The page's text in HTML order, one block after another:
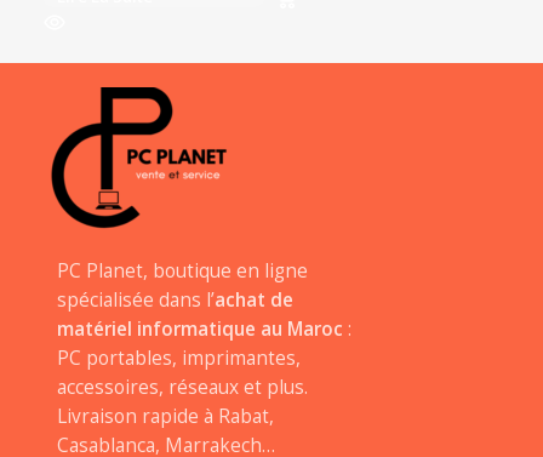
PC Planet, boutique en ligne
spécialisée dans l’achat de
matériel informatique au Maroc :
PC portables, imprimantes,
accessoires, réseaux et plus.
Livraison rapide à Rabat,
Casablanca, Marrakech…